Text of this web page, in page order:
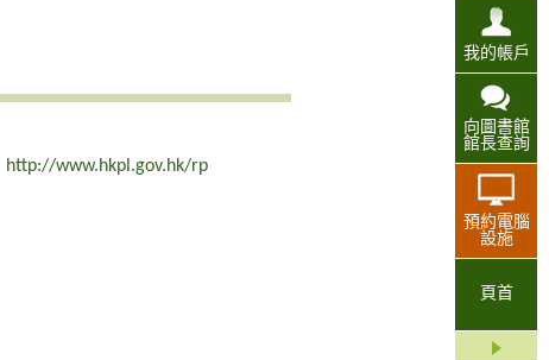
我的帳戶
向圖書館
館長查詢
預約電腦
設施
頁首
http://www.hkpl.gov.hk/rp